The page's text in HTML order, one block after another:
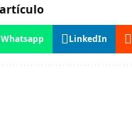
Whatsapp LinkedIn